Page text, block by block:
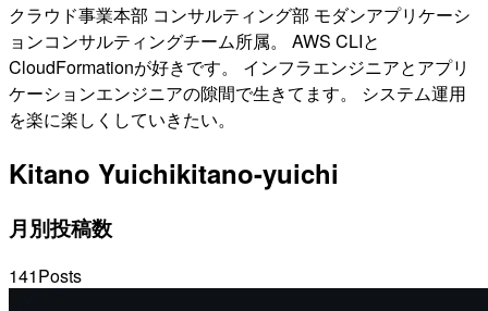
クラウド事業本部 コンサルティング部 モダンアプリケーシ
ョンコンサルティングチーム所属。 AWS CLIと
CloudFormationが好きです。 インフラエンジニアとアプリ
ケーションエンジニアの隙間で生きてます。 システム運用
を楽に楽しくしていきたい。
Kitano Yuichikitano-yuichi
月別投稿数
141Posts